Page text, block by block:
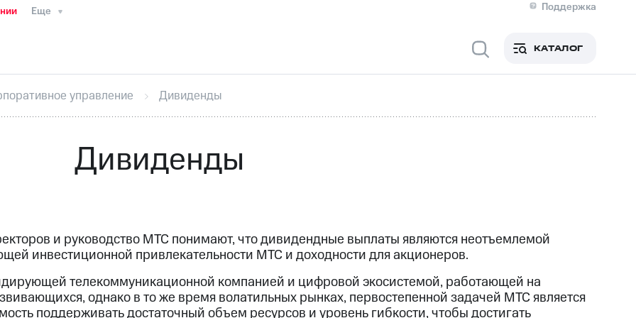
Еще
Поддержка
Медиа-центр
ИнтервьюФинансовая отчетностьКонтактыПригласить спикера
секретарьРаскрытие информации
кабинет акционераАкционерный капиталКонтроль и аудитРынок акций
погашении именных облигаций Другое
КАТАЛОГ
управление Дивиденды
Дивиденды
и руководство МТС понимают, что дивидендные выплаты являются неотъемлемой
инвестиционной привлекательности МТС и доходности для акционеров.
телекоммуникационной компанией и цифровой экосистемой, работающей на
однако в то же время волатильных рынках, первостепенной задачей МТС является
поддерживать достаточный объем ресурсов и уровень гибкости, чтобы достигать